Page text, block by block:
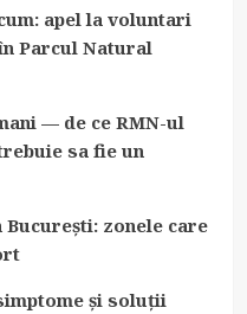
apel la voluntari
Parcul Natural
— de ce RMN-ul
sa fie un
zonele care
și soluții